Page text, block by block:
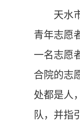
天水市
青年志愿
一名志愿
合院的志
处都是人
队，并指